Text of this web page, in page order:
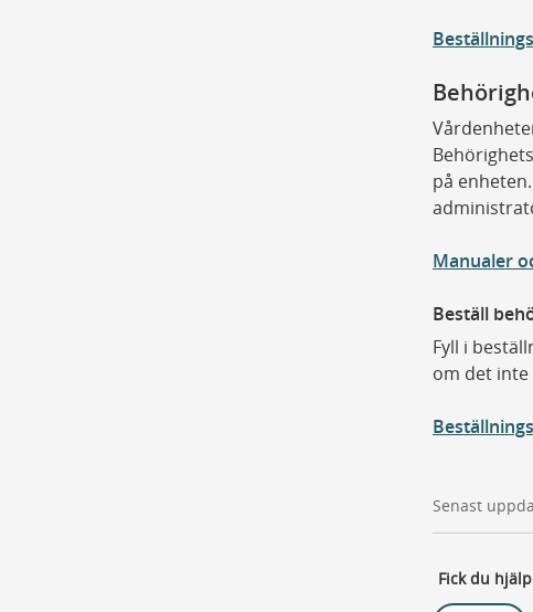
på
Manualer
Beställ
Fyll i
om det
Senast
Fick du